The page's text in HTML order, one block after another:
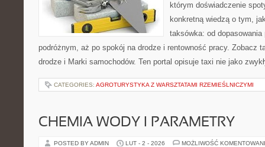
którym doświadczenie
konkretną wiedzą o tym,
taksówka: od
podróżnym, aż po spokój na drodze i rentowność pracy. Zobacz
drodze i Marki samochodów. Ten portal opisuje taxi nie jako
CATEGORIES: AGROTURYSTYKA Z WARSZTATAMI RZEMIEŚLNICZYMI
CHEMIA WODY I PARAMETRY
POSTED BY ADMIN LUT - 2 - 2026 MOŻLIWOŚĆ